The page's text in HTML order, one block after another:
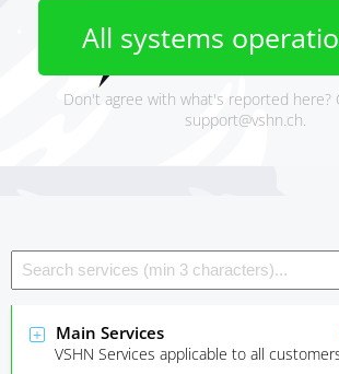
All systems
Don't agree with what's reported here?
support@vshn.ch.
Main Services
VSHN Services applicable to all